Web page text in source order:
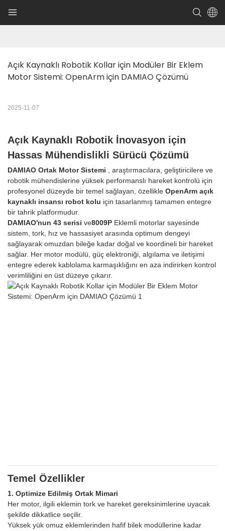
Açık Kaynaklı Robotik Kollar için Modüler Bir Eklem
Motor Sistemi: OpenArm için DAMIAO Çözümü
2025-11-07
Açık Kaynaklı Robotik İnovasyon için
Hassas Mühendislikli Sürücü Çözümü
DAMIAO Ortak Motor Sistemi , araştırmacılara, geliştiricilere ve
robotik mühendislerine yüksek performanslı hareket kontrolü için
profesyonel düzeyde bir temel sağlayan, özellikle OpenArm açık
kaynaklı insansı robot kolu için tasarlanmış tamamen entegre
bir tahrik platformudur.
DAMIAO'nun 43 serisi ve8009P Eklemli motorlar sayesinde
sistem, tork, hız ve hassasiyet arasında optimum dengeyi
sağlayarak omuzdan bileğe kadar doğal ve koordineli bir hareket
sağlar. Her motor modülü, güç elektroniği, algılama ve iletişimi
entegre ederek kablolama karmaşıklığını en aza indirirken kontrol
verimliliğini en üst düzeye çıkarır.
Temel Özellikler
1. Optimize Edilmiş Ortak Mimari
Her motor, ilgili eklemin tork ve hareket gereksinimlerine uyacak
şekilde dikkatlice seçilir.
Yüksek yük omuz eklemlerinden hafif bilek modüllerine kadar